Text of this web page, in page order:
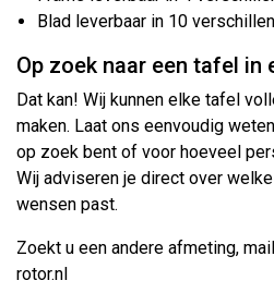
Blad leverbaar in 10
Op zoek naar een tafel in
Dat kan! Wij kunnen elke tafel
maken. Laat ons eenvoudig
op zoek bent of voor hoeveel
Wij adviseren je direct over
wensen past.
Zoekt u een andere afmeting,
rotor.nl